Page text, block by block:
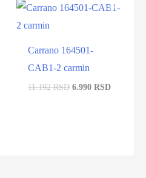
-38%
Carrano 164501-
CAB1-2 carmin
11.192 RSD 6.990 RSD